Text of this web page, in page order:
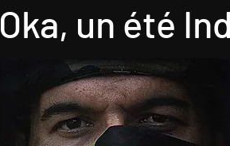
Oka, un été